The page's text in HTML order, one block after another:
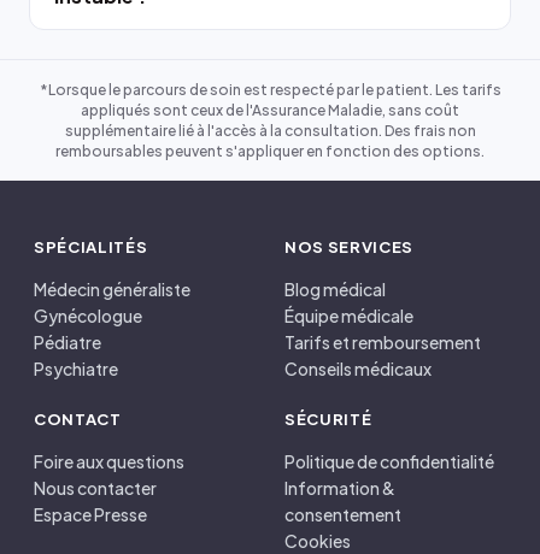
*Lorsque le parcours de soin est respecté par le patient. Les tarifs
appliqués sont ceux de l'Assurance Maladie, sans coût
supplémentaire lié à l'accès à la consultation. Des frais non
remboursables peuvent s'appliquer en fonction des options.
SPÉCIALITÉS
Médecin généraliste
Gynécologue
Pédiatre
Psychiatre
NOS SERVICES
Blog médical
Équipe médicale
Tarifs et remboursement
Conseils médicaux
CONTACT
Foire aux questions
Nous contacter
Espace Presse
SÉCURITÉ
Politique de confidentialité
Information &
consentement
Cookies